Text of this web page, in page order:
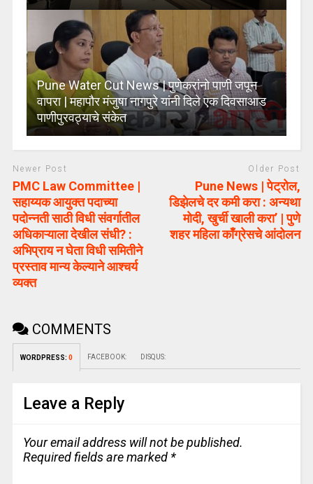
Pune Water Cut News | पुणेकरांनो पाणी जपून
वापरा | महापौर मंजुषा नागपुरे यांनी दिले एक दिवसाआड
पाणीपुरवठ्याचे संकेत
Newer Post
PMC Law Committee |
सहाय्यक आयुक्त पदाच्या
पदोन्नती साठी विधी संवर्गातील
अधिकाऱ्याला देखील संधी? :
अभिप्राय न घेता विधी समितीने
प्रस्ताव मान्य केल्याने आश्चर्य
व्यक्त
Older Post
Pune News | पेट्रोल,
डिझेलचे दर कमी करा : अन्यथा
मोदी, खुर्ची खाली करा’ | पुणे
शहर महिला काँग्रेसचे आंदोलन
COMMENTS
WORDPRESS: 0 FACEBOOK: DISQUS:
Leave a Reply
Your email address will not be published.
Required fields are marked *